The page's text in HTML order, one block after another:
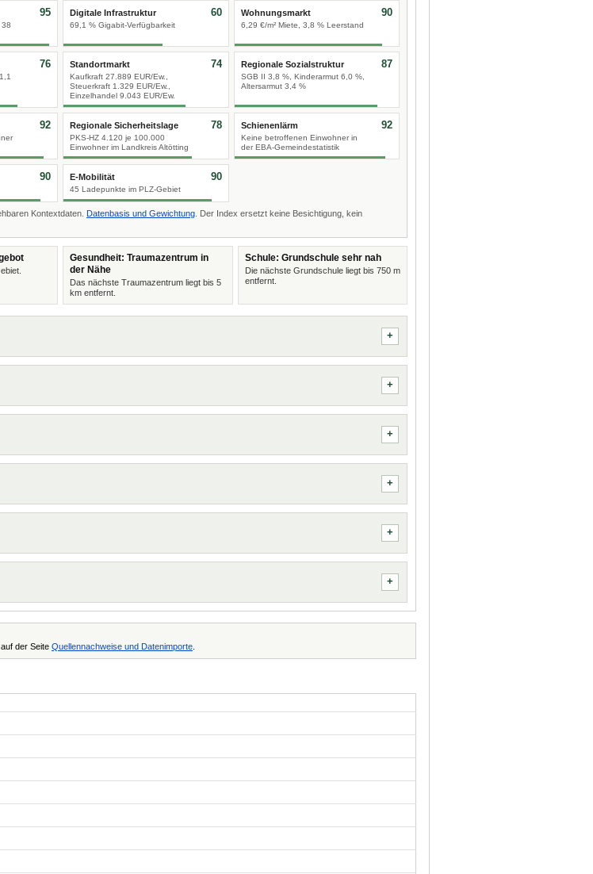
95 Digitale Infrastruktur
69,1 % Gigabit-Verfügbarkeit
60 Wohnungsmarkt
6,29 €/m² Miete, 3,8 % Leerstand
90
76 Standortmarkt
Kaufkraft 27.889 EUR/Ew.,
Steuerkraft 1.329 EUR/Ew.,
Einzelhandel 9.043 EUR/Ew.
74 Regionale Sozialstruktur
SGB II 3,8 %, Kinderarmut 6,0 %,
Altersarmut 3,4 %
87
92 Regionale Sicherheitslage
PKS-HZ 4.120 je 100.000
Einwohner im Landkreis Altötting
78 Schienenlärm
Keine betroffenen Einwohner in
der EBA-Gemeindestatistik
92
90 E-Mobilität
45 Ladepunkte im PLZ-Gebiet
90
Kontextdaten. Datenbasis und Gewichtung . Der Index ersetzt keine Besichtigung, kein
Gesundheit: Traumazentrum in
der Nähe
Das nächste Traumazentrum liegt bis 5
km entfernt.
Schule: Grundschule sehr nah
Die nächste Grundschule liegt bis 750 m
entfernt.
der Seite Quellennachweise und Datenimporte